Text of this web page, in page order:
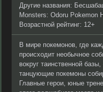
Другие названия:
Monsters: Odoru Pokemon
Возрастной рейтинг: 12+
В мире покемонов, где
происходит необычное
вокруг таинственной
танцующие покемоны
Главные герои, юные